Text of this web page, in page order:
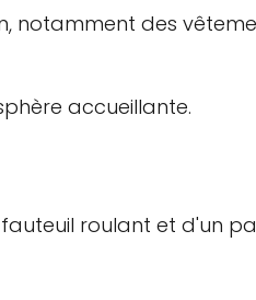
des
accueillante.
roulant et d'un